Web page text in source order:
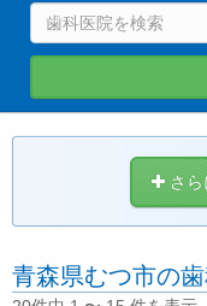
さら
青森県むつ市の